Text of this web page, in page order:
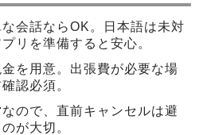
な会話ならOK。日本語は未対
リを準備すると安心。
金を用意。出張費が必要な場
認必須。
なので、直前キャンセルは避
が大切。